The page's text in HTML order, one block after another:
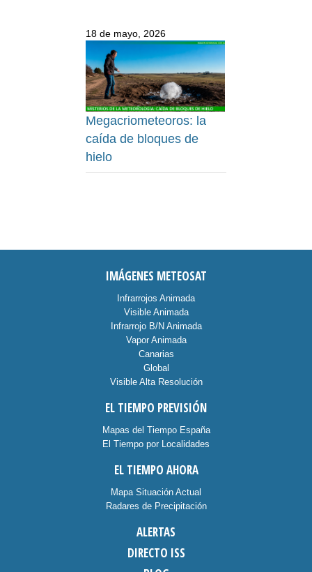
18 de mayo, 2026
Megacriometeoros: la
caída de bloques de
hielo
IMÁGENES METEOSAT
Infrarrojos Animada
Visible Animada
Infrarrojo B/N Animada
Vapor Animada
Canarias
Global
Visible Alta Resolución
EL TIEMPO PREVISIÓN
Mapas del Tiempo España
El Tiempo por Localidades
EL TIEMPO AHORA
Mapa Situación Actual
Radares de Precipitación
ALERTAS
DIRECTO ISS